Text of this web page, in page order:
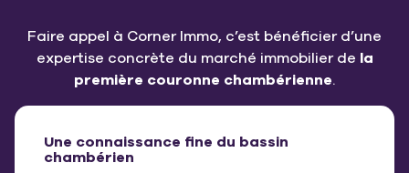
Faire appel à Corner Immo, c’est bénéficier d’une
expertise concrète du marché immobilier de la
première couronne chambérienne.
Une connaissance fine du bassin
chambérien